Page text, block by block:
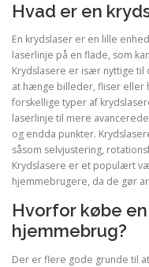
Hvad er en
En krydslaser er en lille
laserlinje på en flade, som
Krydslasere er især nyttige til
at hænge billeder, fliser eller
forskellige typer af
laserlinje til mere
og endda punkter.
såsom selvjustering,
Krydslasere er et populært
hjemmebrugere, da de gør
Hvorfor købe
hjemmebrug?
Der er flere gode grunde til